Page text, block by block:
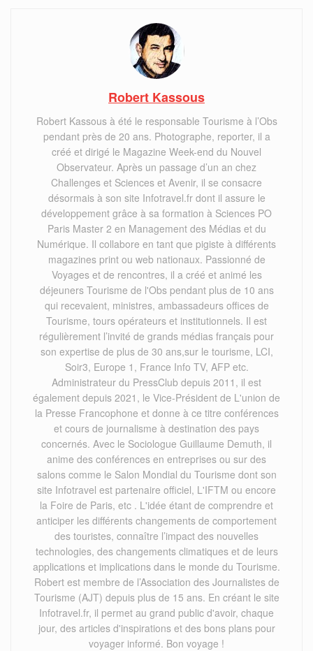
Robert Kassous
Robert Kassous à été le responsable Tourisme à l’Obs
pendant près de 20 ans. Photographe, reporter, il a
créé et dirigé le Magazine Week-end du Nouvel
Observateur. Après un passage d’un an chez
Challenges et Sciences et Avenir, il se consacre
désormais à son site Infotravel.fr dont il assure le
développement grâce à sa formation à Sciences PO
Paris Master 2 en Management des Médias et du
Numérique. Il collabore en tant que pigiste à différents
magazines print ou web nationaux. Passionné de
Voyages et de rencontres, il a créé et animé les
déjeuners Tourisme de l'Obs pendant plus de 10 ans
qui recevaient, ministres, ambassadeurs offices de
Tourisme, tours opérateurs et institutionnels. Il est
régulièrement l’invité de grands médias français pour
son expertise de plus de 30 ans,sur le tourisme, LCI,
Soir3, Europe 1, France Info TV, AFP etc.
Administrateur du PressClub depuis 2011, il est
également depuis 2021, le Vice-Président de L'union de
la Presse Francophone et donne à ce titre conférences
et cours de journalisme à destination des pays
concernés. Avec le Sociologue Guillaume Demuth, il
anime des conférences en entreprises ou sur des
salons comme le Salon Mondial du Tourisme dont son
site Infotravel est partenaire officiel, L'IFTM ou encore
la Foire de Paris, etc . L'idée étant de comprendre et
anticiper les différents changements de comportement
des touristes, connaître l’impact des nouvelles
technologies, des changements climatiques et de leurs
applications et implications dans le monde du Tourisme.
Robert est membre de l’Association des Journalistes de
Tourisme (AJT) depuis plus de 15 ans. En créant le site
Infotravel.fr, il permet au grand public d'avoir, chaque
jour, des articles d'inspirations et des bons plans pour
voyager informé. Bon voyage !